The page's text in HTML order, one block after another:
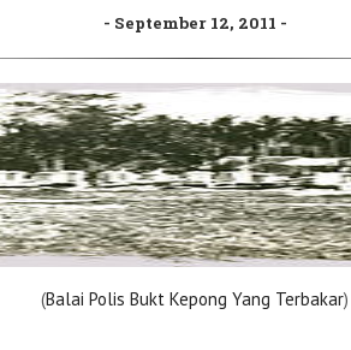
September 12, 2011
(Balai Polis Bukt Kepong Yang Terbakar)